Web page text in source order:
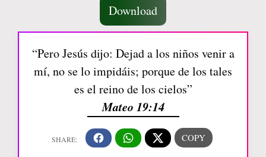
Download
“Pero Jesús dijo: Dejad a los niños venir a
mí, no se lo impidáis; porque de los tales
es el reino de los cielos”
Mateo 19:14